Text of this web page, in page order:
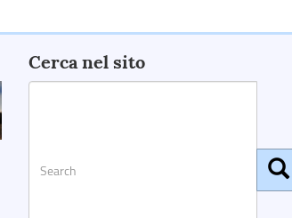
Cerca nel sito